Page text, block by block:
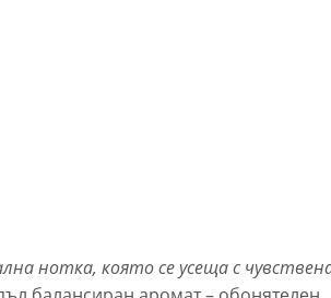
нотка, която се усеща с